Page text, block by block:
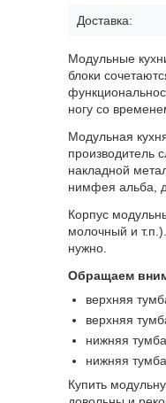
Доставка:
Модульные
блоки
ногу со
Модульная
производитель
накладной
нимфея альба,
Корпус
молочный и
нужно.
Обращаем
верхняя
верхняя
нижняя
нижняя
Купить